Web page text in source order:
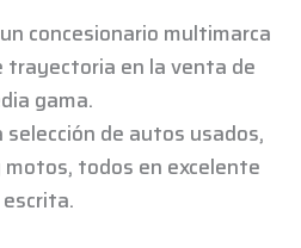
concesionario multimarca
trayectoria en la venta de
gama.
de autos usados,
motos, todos en excelente